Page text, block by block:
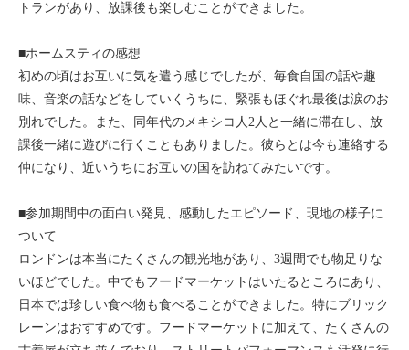
トランがあり、放課後も楽しむことができました。
■ホームスティの感想
初めの頃はお互いに気を遣う感じでしたが、毎食自国の話や趣
味、音楽の話などをしていくうちに、緊張もほぐれ最後は涙のお
別れでした。また、同年代のメキシコ人2人と一緒に滞在し、放
課後一緒に遊びに行くこともありました。彼らとは今も連絡する
仲になり、近いうちにお互いの国を訪ねてみたいです。
■参加期間中の面白い発見、感動したエピソード、現地の様子に
ついて
ロンドンは本当にたくさんの観光地があり、3週間でも物足りな
いほどでした。中でもフードマーケットはいたるところにあり、
日本では珍しい食べ物も食べることができました。特にブリック
レーンはおすすめです。フードマーケットに加えて、たくさんの